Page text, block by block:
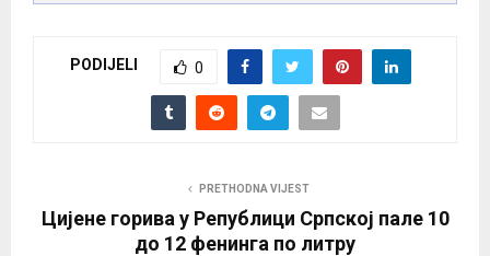
PODIJELI 0
PRETHODNA VIJEST
Цијене горива у Републици Српској пале 10
до 12 фенинга по литру